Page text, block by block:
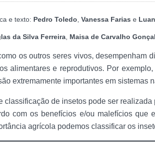
e texto: Pedro Toledo Vanessa Farias e
da Silva Ferreira Maisa de Carvalho
os outros seres vivos, desempenham
alimentares e reprodutivos. Por
extremamente importantes em sistemas
classificação de insetos pode ser
com os benefícios e/ou malefícios que
agrícola podemos classificar os